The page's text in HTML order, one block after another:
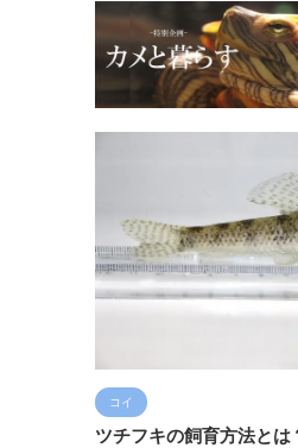
コイ
ツチフキの飼育方法とは